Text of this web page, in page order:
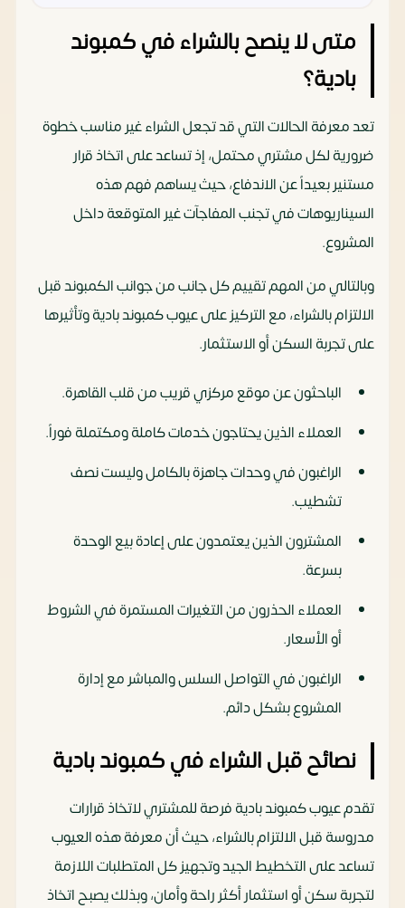
متى لا ينصح بالشراء في كمبوند
بادية؟
تعد معرفة الحالات التي قد تجعل الشراء غير مناسب خطوة
ضرورية لكل مشتري محتمل، إذ تساعد على اتخاذ قرار
مستنير بعيداً عن الاندفاع، حيث يساهم فهم هذه
السيناريوهات في تجنب المفاجآت غير المتوقعة داخل
المشروع.
وبالتالي من المهم تقييم كل جانب من جوانب الكمبوند قبل
الالتزام بالشراء، مع التركيز على عيوب كمبوند بادية وتأثيرها
على تجربة السكن أو الاستثمار.
الباحثون عن موقع مركزي قريب من قلب القاهرة.
العملاء الذين يحتاجون خدمات كاملة ومكتملة فوراً.
الراغبون في وحدات جاهزة بالكامل وليست نصف
تشطيب.
المشترون الذين يعتمدون على إعادة بيع الوحدة
بسرعة.
العملاء الحذرون من التغيرات المستمرة في الشروط
أو الأسعار.
الراغبون في التواصل السلس والمباشر مع إدارة
المشروع بشكل دائم.
نصائح قبل الشراء في كمبوند بادية
تقدم عيوب كمبوند بادية فرصة للمشتري لاتخاذ قرارات
مدروسة قبل الالتزام بالشراء، حيث أن معرفة هذه العيوب
تساعد على التخطيط الجيد وتجهيز كل المتطلبات اللازمة
لتجربة سكن أو استثمار أكثر راحة وأمان، وبذلك يصبح اتخاذ